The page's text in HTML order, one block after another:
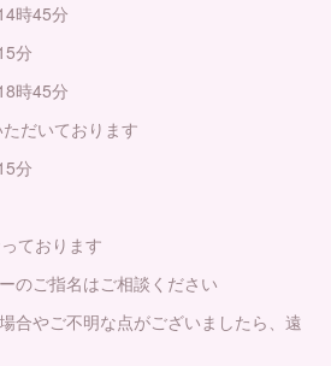
時45分
分
時45分
だいております
分
ております
のご指名はご相談ください
合やご不明な点がございましたら、遠